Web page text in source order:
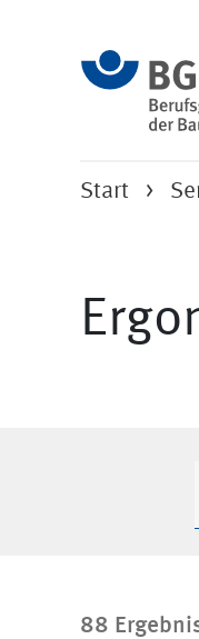
Start
88